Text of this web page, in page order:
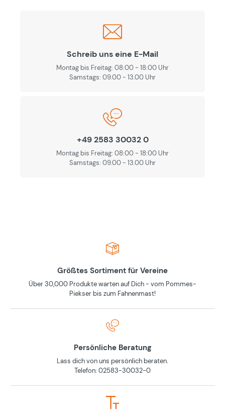
Schreib uns eine E-Mail
Montag bis Freitag: 08:00 - 18:00 Uhr
Samstags: 09.00 - 13.00 Uhr
+49 2583 30032 0
Montag bis Freitag: 08:00 - 18:00 Uhr
Samstags: 09.00 - 13.00 Uhr
Größtes Sortiment für Vereine
Über 30,000 Produkte warten auf Dich - vom Pommes-
Piekser bis zum Fahnenmast!
Persönliche Beratung
Lass dich von uns persönlich beraten.
Telefon: 02583-30032-0